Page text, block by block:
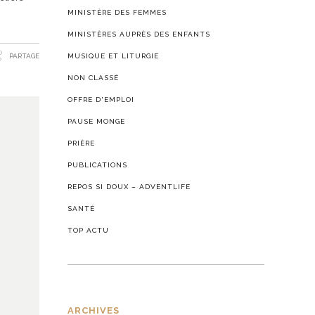
PARTAGE
MINISTÈRE DES FEMMES
MINISTÈRES AUPRÈS DES ENFANTS
MUSIQUE ET LITURGIE
NON CLASSÉ
OFFRE D'EMPLOI
PAUSE MONGE
PRIÈRE
PUBLICATIONS
REPOS SI DOUX – ADVENTLIFE
SANTÉ
TOP ACTU
ARCHIVES